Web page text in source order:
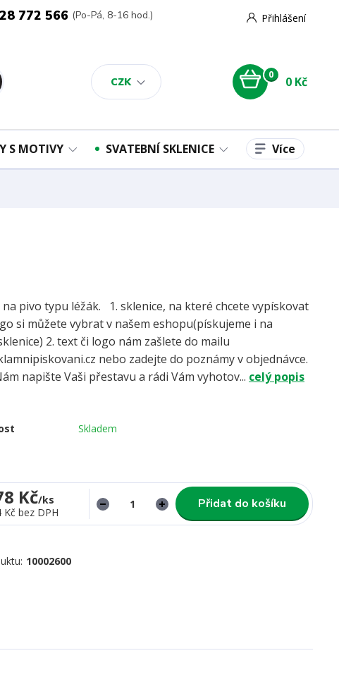
CZK
Přihlášení
772 566 (Po-Pá, 8-16 hod.)
0 0 Kč
S MOTIVY SVATEBNÍ SKLENICE Více
pivo typu léžák. 1. sklenice, na které chcete vypískovat
si můžete vybrat v našem eshopu(pískujeme i na
2. text či logo nám zašlete do mailu
nebo zadejte do poznámy v objednávce.
napište Vaši přestavu a rádi Vám vyhotov... celý popis
Skladem
Kč/ks
Kč bez DPH
Přidat do košíku
10002600